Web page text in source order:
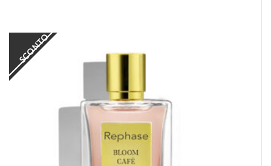
SCONTO